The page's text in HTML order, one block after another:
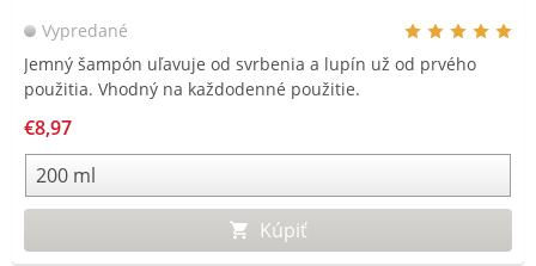
Vypredané
Jemný šampón uľavuje od svrbenia a lupín už od prvého
použitia. Vhodný na každodenné použitie.
€8,97
Kúpiť